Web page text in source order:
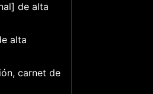
de alta
alta
carnet de